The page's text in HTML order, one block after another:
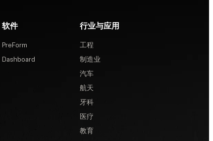
软件
PreForm
Dashboard
行业与应用
工程
制造业
汽车
航天
牙科
医疗
教育